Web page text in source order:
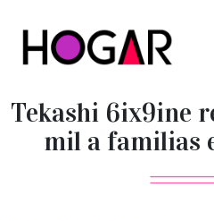
Tekashi 6ix9ine
mil a familias